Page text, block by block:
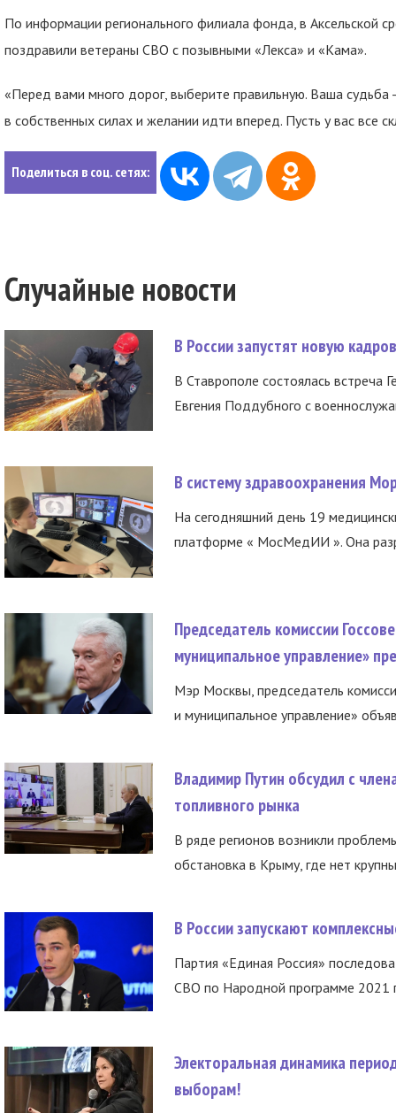
По информации регионального филиала фонда, в Аксельской
поздравили ветераны СВО с позывными «Лекса» и «Кама».
«Перед вами много дорог, выберите правильную. Ваша судьба
в собственных силах и желании идти вперед. Пусть у вас все
Поделиться в соц. сетях:
Случайные новости
В России запустят новую
В Ставрополе состоялась встреча
Евгения Поддубного с
В систему здравоохранения
На сегодняшний день 19
платформе « МосМедИИ ». Она
Председатель комиссии
муниципальное управление»
Мэр Москвы, председатель
и муниципальное управление»
Владимир Путин обсудил с
топливного рынка
В ряде регионов возникли
обстановка в Крыму, где нет
В России запускают
Партия «Единая Россия»
СВО по Народной программе 2021
Электоральная динамика
выборам!